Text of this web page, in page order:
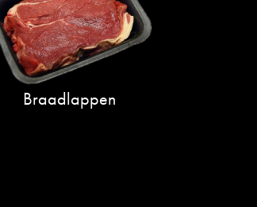
Braadlappen